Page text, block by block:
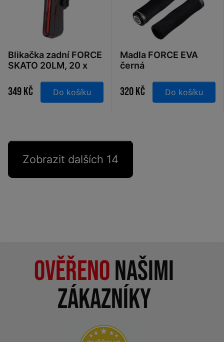
Blikačka zadní FORCE
SKATO 20LM, 20 x
349 Kč Do košíku
Madla FORCE EVA
černá
320 Kč Do košíku
Zobrazit dalších 14
Ověřenonašimi
zákazníky